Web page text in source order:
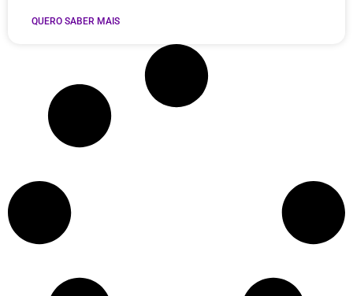
QUERO SABER MAIS